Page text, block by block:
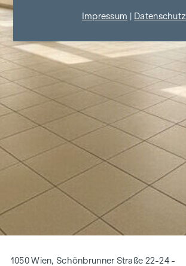
1050 Wien, Schönbrunner Straße 22-24 -
Impressum Datenschutz